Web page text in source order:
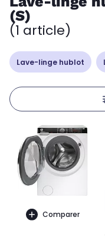
(S)
(1 article)
Lave-linge hublot
Comparer